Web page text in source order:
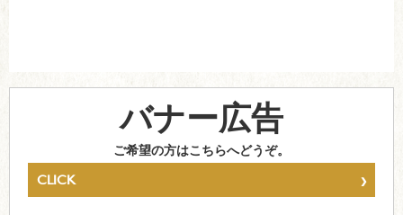
バナー広告
ご希望の方はこちらへどうぞ。
CLICK ›